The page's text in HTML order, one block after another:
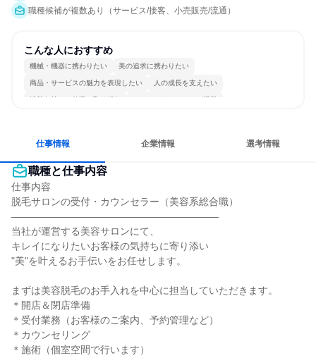
職種候補が複数あり（サービス/接客、小売販売/流通）
こんな人におすすめ
機械・機器に携わりたい 美の追求に携わりたい
商品・サービスの魅力を表現したい 人の成長を支えたい
情熱を持って仕事に取り組む コミュニケーションが活発
仕事情報 企業情報 選考情報
職種と仕事内容
仕事内容
脱毛サロンの受付・カウンセラー（美容系総合職）
―――――――――――――――――――――
当社が運営する美容サロンにて、
キレイになりたいお客様の気持ちに寄り添い
"美"を叶えるお手伝いをお任せします。
まずは美容脱毛のお手入れを中心に担当していただきます。
＊開店＆閉店準備
＊受付業務（お客様のご案内、予約管理など）
＊カウンセリング
＊施術（個室空間で行います）